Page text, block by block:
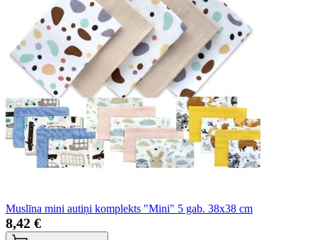
Muslīna mini autiņi komplekts "Mini" 5 gab. 38x38 cm
8,42 €